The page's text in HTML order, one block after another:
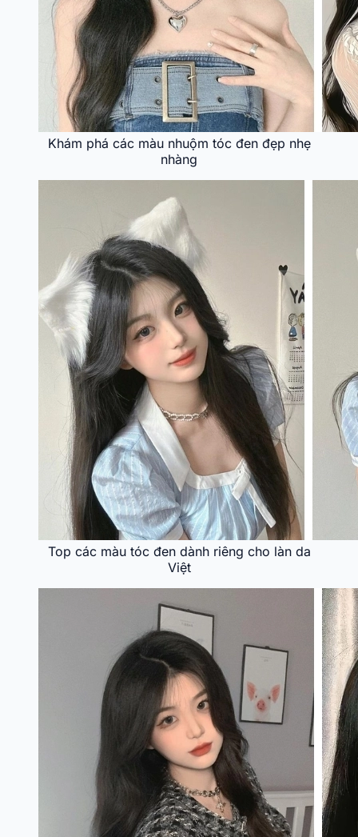
Khám phá các màu nhuộm tóc đen đẹp nhẹ
nhàng
Top các màu tóc đen dành riêng cho làn da
Việt